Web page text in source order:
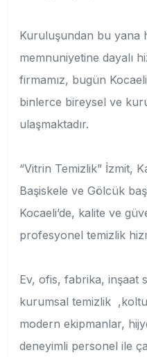
Kuruluşundan bu yana
memnuniyetine dayalı
firmamız, bugün
binlerce bireysel ve
ulaşmaktadır.
“Vitrin Temizlik” İzmit,
Başiskele ve Gölcük
Kocaeli’de, kalite ve
profesyonel temizlik
Ev, ofis, fabrika, inşaat
kurumsal temizlik
modern ekipmanlar,
deneyimli personel ile